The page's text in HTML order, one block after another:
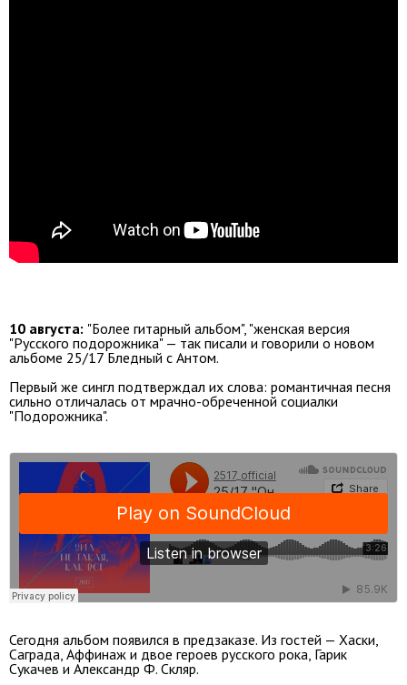
10 августа: "Более гитарный альбом", "женская версия
"Русского подорожника" — так писали и говорили о новом
альбоме 25/17 Бледный с Антом.
Первый же сингл подтверждал их слова: романтичная песня
сильно отличалась от мрачно-обреченной социалки
"Подорожника".
Сегодня альбом появился в предзаказе. Из гостей — Хаски,
Саграда, Аффинаж и двое героев русского рока, Гарик
Сукачев и Александр Ф. Скляр.